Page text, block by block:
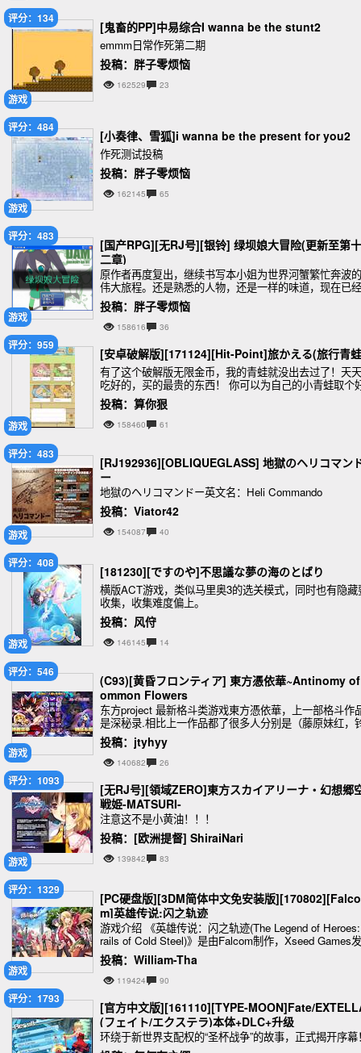
游戏
评分：134
[鬼畜的PP]中易综合I wanna be the stunt2
emmm日常作死第二期
投稿：胖子零烦恼
162529 23
游戏
评分：484
[小奏律、雪狐]i wanna be the present for you2
作死测试投稿
投稿：胖子零烦恼
162145 65
游戏
评分：483
[国产RPG][无RJ号][银铃] 绿坝娘大冒险(更新至第十
二章)
原作者再度复出，继续书写本小姐为世界河蟹繁忙奔波的
伟大旅程。还是熟悉的人物，还是一样的味道，现在已经
制作到第十二章。。。。真有生之年系列
投稿：胖子零烦恼
158616 36
游戏
评分：959
[安卓破解版][171124][Hit-Point]旅かえる(旅行青
有了这个破解版无限金币，我的青蛙就没出去过了！天天
吃好的，买的最贵的东西！ 你可以为自己的小青蛙取个
名字，接着它便会随处去旅行。 嗯，对的，你基本不用
它，收完一波菜，为它配置便当，等它回来就好
投稿：算你狠
158460 61
游戏
评分：483
[RJ192936][OBLIQUEGLASS] 地獄のヘリコマン
ー
地獄のヘリコマンドー英文名：Heli Commando
投稿：Viator42
154087 40
游戏
评分：408
[181230][ですのや]不思議な夢の海のとばり
横版ACT游戏，类似马里奥3的选关模式，同时也有隐藏
收集，收集难度偏上。
投稿：风㑏
146145 14
游戏
评分：546
(C93)[黄昏フロンティア] 東方憑依華~Antinomy
ommon Flowers
东方project 最新格斗类游戏東方憑依華，上一部格斗作
是深秘录.相比上一作品都了很多人分别是（藤原妹红，
仙，哆来咪·苏伊特，紫，比那名居天子，依神女苑，依
紫苑）
投稿：jtyhyy
140682 26
游戏
评分：1093
[无RJ号][領域ZERO]東方スカイアリーナ・幻想郷
戦姫-MATSURI-
注意这不是小黄油！！！
投稿：[欧洲提督] ShiraiNari
139842 83
游戏
评分：1329
[PC硬盘版][3DM简体中文免安装版][170802][Falco
m]英雄传说:闪之轨迹
游戏介绍 《英雄传说：闪之轨迹(The Legend of
rails of Cold Steel)》是由Falcom制作，Xseed Games发
行的一款RPG游戏，
投稿：William-Tha
119424 90
评分：1793
[官方中文版][161110][TYPE-MOON]Fate/
(フェイト/エクステラ)本体+DLC+升级
环绕于新世界支配权的“圣杯战争”的故事，正式揭开序幕